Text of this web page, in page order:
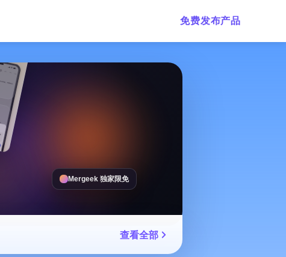
免费发布产品
Mergeek 独家限免
查看全部